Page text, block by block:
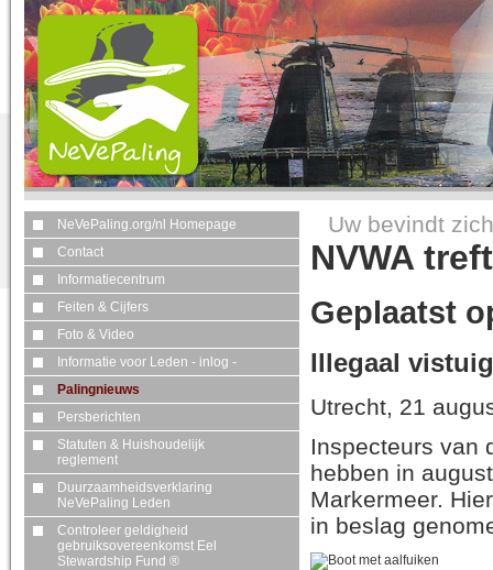
NeVePaling.org/nl Homepage
Contact
Informatiecentrum
Feiten & Cijfers
Foto & Video
Informatie voor Leden - inlog -
Palingnieuws
Persberichten
Statuten & Huishoudelijk
reglement
Duurzaamheidsverklaring
NeVePaling Leden
Controleer geldigheid
gebruiksovereenkomst Eel
Stewardship Fund ®
Uw bevindt
NVWA
Geplaatst
Illegaal
Utrecht, 21
Inspecteurs van
hebben in
Markermeer.
in beslag